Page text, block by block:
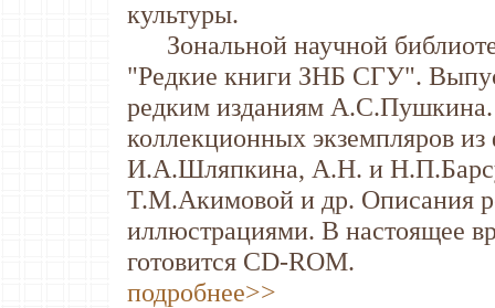
культуры.
Зональной научной
"Редкие книги ЗНБ СГУ".
редким изданиям А.С.Пушкина.
коллекционных экземпляров
И.А.Шляпкина, А.Н. и
Т.М.Акимовой и др. Описания
иллюстрациями. В настоящее
готовится CD-ROM.
подробнее>>